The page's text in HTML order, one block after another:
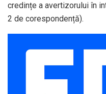
credințe a avertizorului în
2 de corespondență).